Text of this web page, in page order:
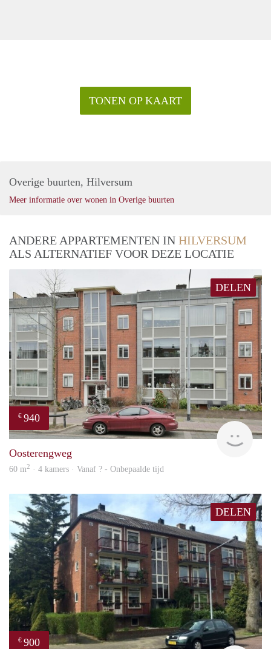
TONEN OP KAART
Overige buurten, Hilversum
Meer informatie over wonen in Overige buurten
ANDERE APPARTEMENTEN IN HILVERSUM
ALS ALTERNATIEF VOOR DEZE LOCATIE
DELEN
€ 940
Oosterengweg
60 m2 · 4 kamers · Vanaf ? - Onbepaalde tijd
DELEN
€ 900